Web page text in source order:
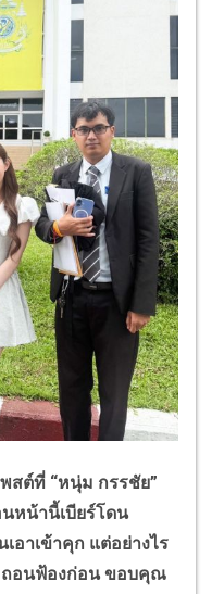
ต์ที่ “หนุ่ม กรรชัย”
หน้านี้เบียร์โดน
อาเข้าคุก แต่อย่างไร
ถอนฟ้องก่อน ขอบคุณ